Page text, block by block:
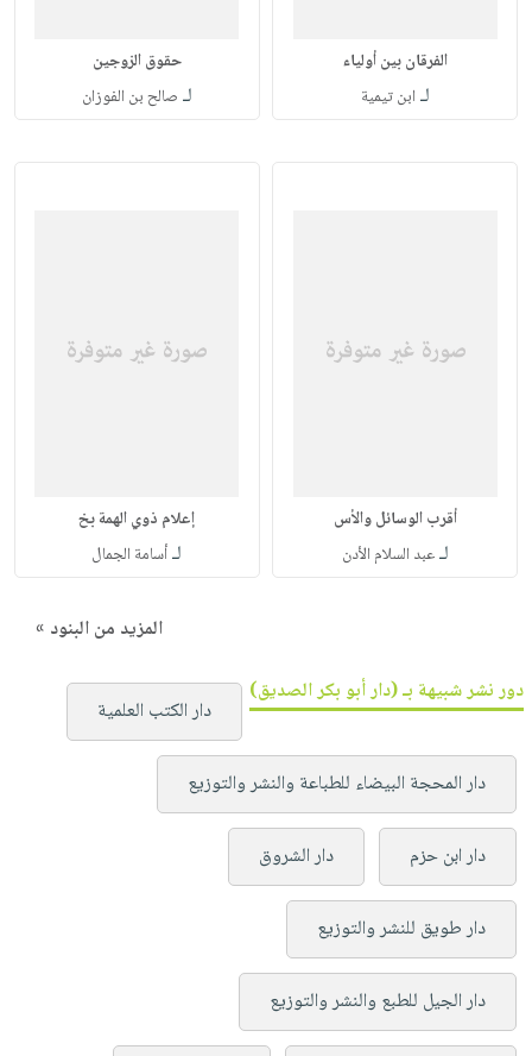
الفرقان بين أولياء
لـ ابن تيمية
حقوق الزوجين
لـ صالح بن الفوزان
أقرب الوسائل والأس
لـعبد السلام الأدن
إعلام ذوي الهمة بخ
لـأسامة الجمال
المزيد من البنود »
دور نشر شبيهة بـ (دار أبو بكر الصديق)
دار الكتب العلمية
دار المحجة البيضاء للطباعة والنشر والتوزيع
دار ابن حزم دار الشروق
دار طويق للنشر والتوزيع
دار الجيل للطبع والنشر والتوزيع